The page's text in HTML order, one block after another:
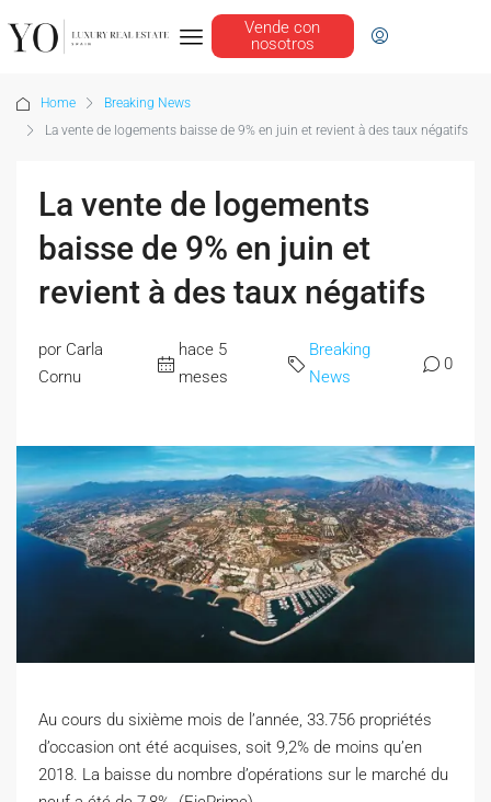
Vende con
nosotros
Home
Breaking News
La vente de logements baisse de 9% en juin et revient à des taux négatifs
La vente de logements
baisse de 9% en juin et
revient à des taux négatifs
por Carla
Cornu
hace 5
meses
Breaking
News
0
Au cours du sixième mois de l’année, 33.756 propriétés
d’occasion ont été acquises, soit 9,2% de moins qu’en
2018. La baisse du nombre d’opérations sur le marché du